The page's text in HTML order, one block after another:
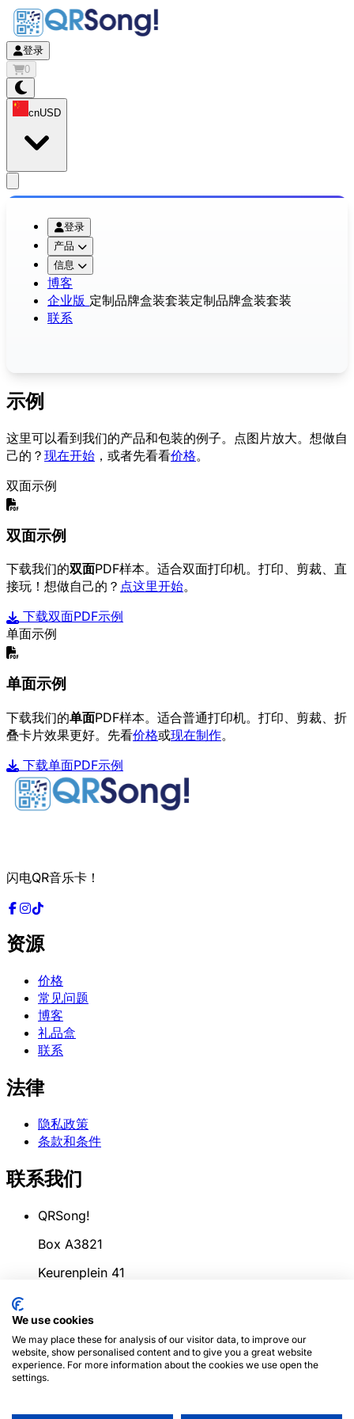
登录
0
cnUSD
登录
产品
信息
博客
企业版 定制品牌盒装套装定制品牌盒装套装
联系
示例
这里可以看到我们的产品和包装的例子。点图片放大。想做自
己的？ 现在开始 ，或者先看看价格。
双面示例
双面示例
下载我们的双面PDF样本。适合双面打印机。打印、剪裁、直
接玩！想做自己的？ 点这里开始。
下载双面PDF示例
单面示例
单面示例
下载我们的单面PDF样本。适合普通打印机。打印、剪裁、折
叠卡片效果更好。先看价格或现在制作。
下载单面PDF示例
闪电QR音乐卡！
资源
价格
常见问题
博客
礼品盒
联系
法律
隐私政策
条款和条件
联系我们
QRSong!
Box A3821
Keurenplein 41
荷兰
info@qrsong.io
条款: 99311917
We use cookies
We may place these for analysis of our visitor data, to improve our
website, show personalised content and to give you a great website
experience. For more information about the cookies we use open the
settings.